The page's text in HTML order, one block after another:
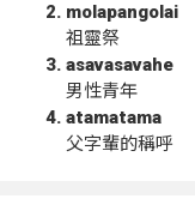
molapangolai
祖靈祭
asavasavahe
男性青年
atamatama
父字輩的稱呼